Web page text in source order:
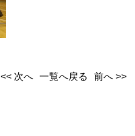
<< 次へ 一覧へ戻る 前へ >>